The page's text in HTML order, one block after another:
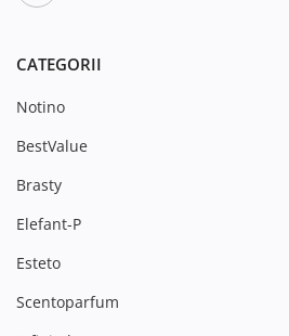
CATEGORII
Notino
BestValue
Brasty
Elefant-P
Esteto
Scentoparfum